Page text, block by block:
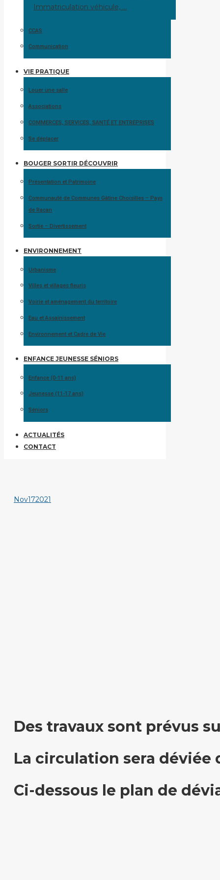
Immatriculation véhicule, …
CCAS
Communication
VIE PRATIQUE
Louer une salle
Associations
COMMERCES, SERVICES, SANTÉ ET ENTREPRISES
Se déplacer
BOUGER SORTIR DÉCOUVRIR
Présentation et Patrimoine
Communauté de Communes Gâtine Choisilles – Pays
de Racan
Sortie – Divertissement
ENVIRONNEMENT
Urbanisme
Villes et villages fleuris
Voirie et aménagement du territoire
Eau et Assainissement
Environnement et Cadre de Vie
ENFANCE JEUNESSE SÉNIORS
Enfance (0-11 ans)
Jeunesse (11-17 ans)
Séniors
ACTUALITÉS
CONTACT
Nov172021
Des travaux sont prévus
La circulation sera déviée
Ci-dessous le plan de